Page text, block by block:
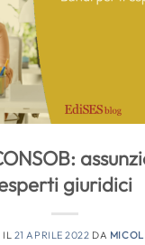
giuridici
21 APRILE 2022 DA